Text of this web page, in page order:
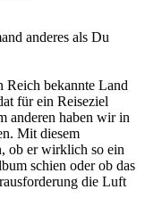
anderes als Du
Reich bekannte Land
für ein Reiseziel
anderen haben wir in
Mit diesem
ob er wirklich so ein
schien oder ob das
die Luft